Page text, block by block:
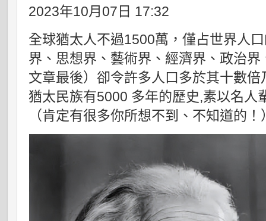
2023年10月07日 17:32
全球猶太人不過1500萬，僅占世界人
界、思想界、藝術界、經濟界、政治
文章最後）卻令許多人口多於其十數
猶太民族有5000 多年的歷史,素以名人
（肯定有很多你所想不到、不知道的！